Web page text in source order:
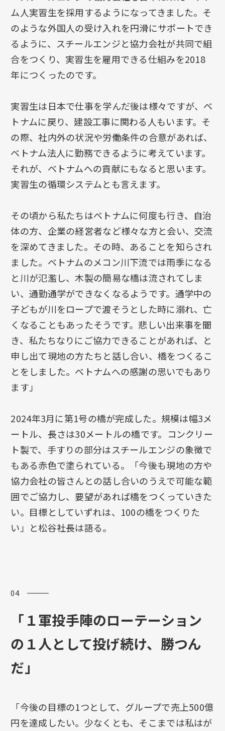
ム人実習生を採用するようになってきました。そ
のような外国人の受け入れを円滑にサポートでき
るように、スチールエンジと協力会社が共同で組
合をつくり、実習生を雇用できる仕組みを2018
年につくったのです。
実習生は日本で仕事を学んだ後は様々ですが、ベ
トナムに戻り、建設工事に関わる人もいます。そ
の際、社内外の状況や労働条件の合意があれば、
ベトナム法人に勤務できるように考えています。
それが、ベトナムへの貢献にもなると思います。
実習生の循環システムとも言えます。
その頃から私たちはベトナムに何度も行き、自治
体の方、企業の経営者など様々な方と会い、交流
を深めてきました。その時、あることを知らされ
ました。ベトナムのメコン川下流では雨季になる
と川が氾濫し、木製の簡易な橋は流されてしま
い、通勤通学ができなくなるようです。通学中の
子どもが川をロープで渡そうとした時に溺れ、亡
くなることもあったそうです。悲しい出来事を聞
き、私たちなりにご協力できることがあれば、と
申し出て現地の方たちと話し合い、橋をつくるこ
とをしました。ベトナムへの感謝の思いでもあり
ます」
2024年3月に第1号の橋が完成した。規模は幅3メ
ートル、長さは30メートルの橋です。コンクリー
ト製で、手すりの部分はスチールエンジの象徴で
もある赤色で塗られている。「今後も現地の方や
協力会社の皆さんとの話し合いのうえで可能な範
囲でご協力し、要望があれば橋をつくっていきた
い。目標としていずれは、100の橋をつくりた
い」と松谷社長は語る。
04 ―――
「１軍投手陣のローテーション
の１人として投げ続け、勝つん
だ」
「今後の目標の1つとして、グループで売上500億
円を達成したい。少なくとも、そこまでは私はが